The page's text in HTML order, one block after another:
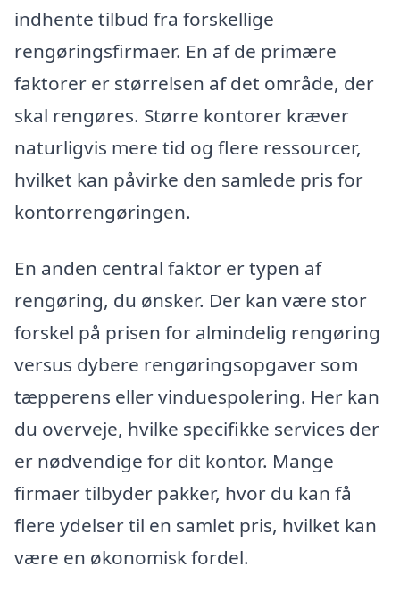
indhente tilbud fra forskellige
rengøringsfirmaer. En af de primære
faktorer er størrelsen af det område, der
skal rengøres. Større kontorer kræver
naturligvis mere tid og flere ressourcer,
hvilket kan påvirke den samlede pris for
kontorrengøringen.
En anden central faktor er typen af
rengøring, du ønsker. Der kan være stor
forskel på prisen for almindelig rengøring
versus dybere rengøringsopgaver som
tæpperens eller vinduespolering. Her kan
du overveje, hvilke specifikke services der
er nødvendige for dit kontor. Mange
firmaer tilbyder pakker, hvor du kan få
flere ydelser til en samlet pris, hvilket kan
være en økonomisk fordel.